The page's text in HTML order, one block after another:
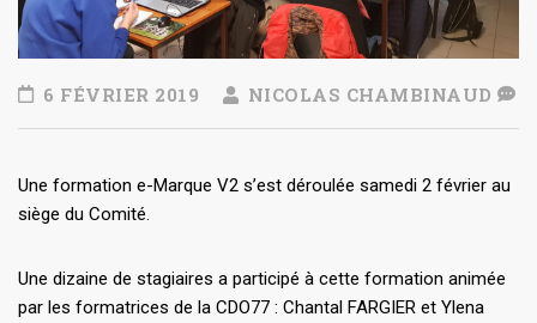
6 FÉVRIER 2019 NICOLAS CHAMBINAUD
Une formation e-Marque V2 s’est déroulée samedi 2 février au
siège du Comité.
Une dizaine de stagiaires a participé à cette formation animée
par les formatrices de la CDO77 : Chantal FARGIER et Ylena